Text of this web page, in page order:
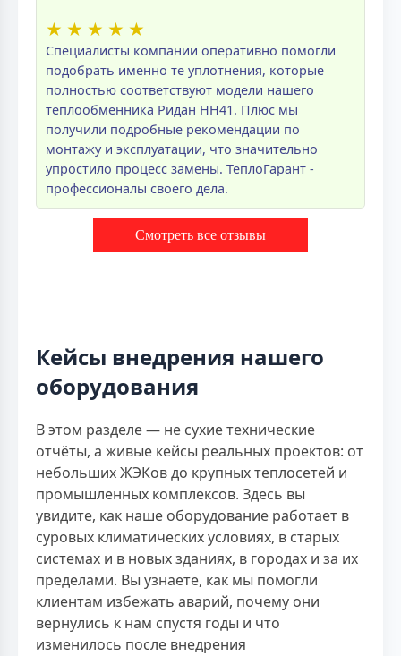
★ ★ ★ ★ ★
Специалисты компании оперативно помогли
подобрать именно те уплотнения, которые
полностью соответствуют модели нашего
теплообменника Ридан НН41. Плюс мы
получили подробные рекомендации по
монтажу и эксплуатации, что значительно
упростило процесс замены. ТеплоГарант -
профессионалы своего дела.
Смотреть все отзывы
Кейсы внедрения нашего
оборудования
В этом разделе — не сухие технические
отчёты, а живые кейсы реальных проектов: от
небольших ЖЭКов до крупных теплосетей и
промышленных комплексов. Здесь вы
увидите, как наше оборудование работает в
суровых климатических условиях, в старых
системах и в новых зданиях, в городах и за их
пределами. Вы узнаете, как мы помогли
клиентам избежать аварий, почему они
вернулись к нам спустя годы и что
изменилось после внедрения